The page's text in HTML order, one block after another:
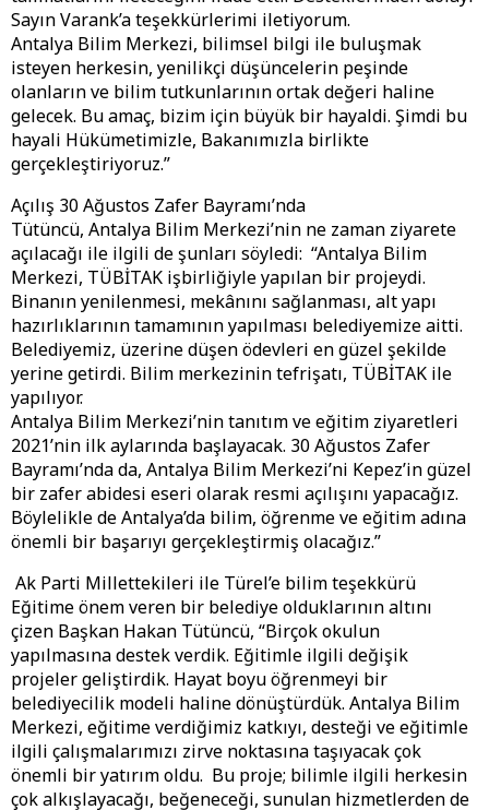
Sayın Varank’a teşekkürlerimi iletiyorum.
Antalya Bilim Merkezi, bilimsel bilgi ile buluşmak
isteyen herkesin, yenilikçi düşüncelerin peşinde
olanların ve bilim tutkunlarının ortak değeri haline
gelecek. Bu amaç, bizim için büyük bir hayaldi. Şimdi bu
hayali Hükümetimizle, Bakanımızla birlikte
gerçekleştiriyoruz.”
Açılış 30 Ağustos Zafer Bayramı’nda
Tütüncü, Antalya Bilim Merkezi’nin ne zaman ziyarete
açılacağı ile ilgili de şunları söyledi: “Antalya Bilim
Merkezi, TÜBİTAK işbirliğiyle yapılan bir projeydi.
Binanın yenilenmesi, mekânını sağlanması, alt yapı
hazırlıklarının tamamının yapılması belediyemize aitti.
Belediyemiz, üzerine düşen ödevleri en güzel şekilde
yerine getirdi. Bilim merkezinin tefrişatı, TÜBİTAK ile
yapılıyor.
Antalya Bilim Merkezi’nin tanıtım ve eğitim ziyaretleri
2021’nin ilk aylarında başlayacak. 30 Ağustos Zafer
Bayramı’nda da, Antalya Bilim Merkezi’ni Kepez’in güzel
bir zafer abidesi eseri olarak resmi açılışını yapacağız.
Böylelikle de Antalya’da bilim, öğrenme ve eğitim adına
önemli bir başarıyı gerçekleştirmiş olacağız.”
Ak Parti Millettekileri ile Türel’e bilim teşekkürü
Eğitime önem veren bir belediye olduklarının altını
çizen Başkan Hakan Tütüncü, “Birçok okulun
yapılmasına destek verdik. Eğitimle ilgili değişik
projeler geliştirdik. Hayat boyu öğrenmeyi bir
belediyecilik modeli haline dönüştürdük. Antalya Bilim
Merkezi, eğitime verdiğimiz katkıyı, desteği ve eğitimle
ilgili çalışmalarımızı zirve noktasına taşıyacak çok
önemli bir yatırım oldu. Bu proje; bilimle ilgili herkesin
çok alkışlayacağı, beğeneceği, sunulan hizmetlerden de